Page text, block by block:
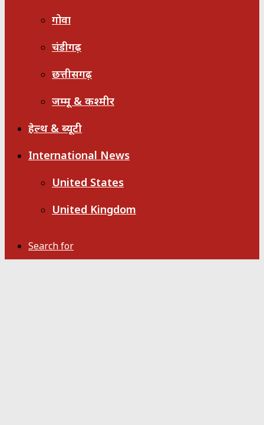
गोवा
चंडीगढ़
छत्तीसगढ़
जम्मू & कश्मीर
हेल्थ & ब्यूटी
International News
United States
United Kingdom
Search for